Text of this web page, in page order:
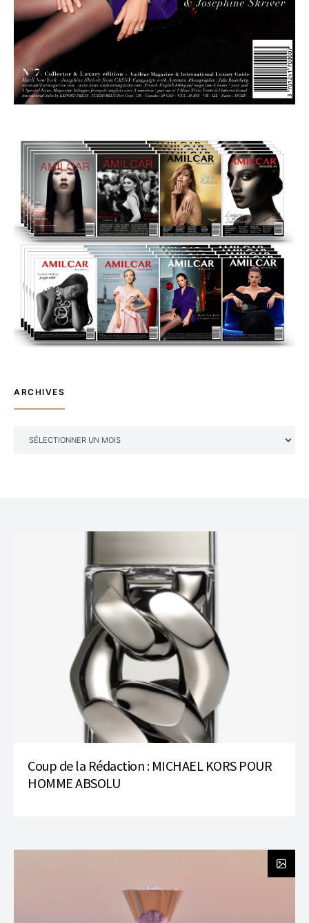
ARCHIVES
Coup de la Rédaction : MICHAEL KORS POUR
HOMME ABSOLU